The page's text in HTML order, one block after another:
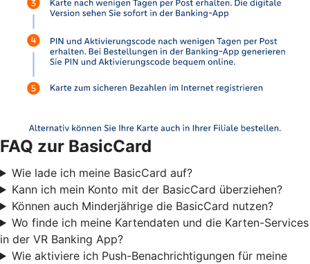
FAQ zur BasicCard
Wie lade ich meine BasicCard auf?
Kann ich mein Konto mit der BasicCard überziehen?
Können auch Minderjährige die BasicCard nutzen?
Wo finde ich meine Kartendaten und die Karten-Services
in der VR Banking App?
Wie aktiviere ich Push-Benachrichtigungen für meine